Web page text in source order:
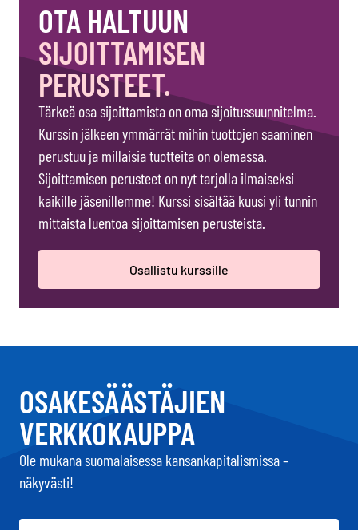
OTA HALTUUN
SIJOITTAMISEN
PERUSTEET.
Tärkeä osa sijoittamista on oma sijoitussuunnitelma.
Kurssin jälkeen ymmärrät mihin tuottojen saaminen
perustuu ja millaisia tuotteita on olemassa.
Sijoittamisen perusteet on nyt tarjolla ilmaiseksi
kaikille jäsenillemme! Kurssi sisältää kuusi yli tunnin
mittaista luentoa sijoittamisen perusteista.
Osallistu kurssille
OSAKESÄÄSTÄJIEN
VERKKOKAUPPA
Ole mukana suomalaisessa kansankapitalismissa –
näkyvästi!